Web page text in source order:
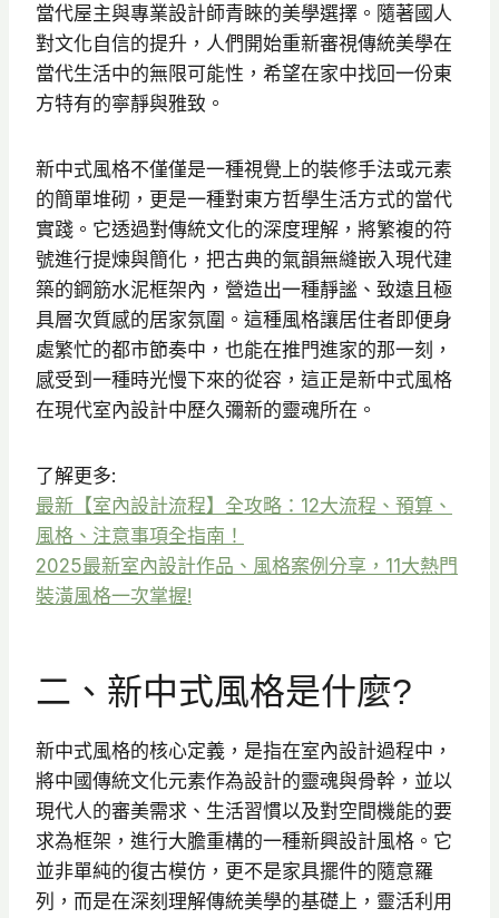
當代屋主與專業設計師青睞的美學選擇。隨著國人
對文化自信的提升，人們開始重新審視傳統美學在
當代生活中的無限可能性，希望在家中找回一份東
方特有的寧靜與雅致。
新中式風格不僅僅是一種視覺上的裝修手法或元素
的簡單堆砌，更是一種對東方哲學生活方式的當代
實踐。它透過對傳統文化的深度理解，將繁複的符
號進行提煉與簡化，把古典的氣韻無縫嵌入現代建
築的鋼筋水泥框架內，營造出一種靜謐、致遠且極
具層次質感的居家氛圍。這種風格讓居住者即便身
處繁忙的都市節奏中，也能在推門進家的那一刻，
感受到一種時光慢下來的從容，這正是新中式風格
在現代室內設計中歷久彌新的靈魂所在。
了解更多:
最新【室內設計流程】全攻略：12大流程、預算、
風格、注意事項全指南！
2025最新室內設計作品、風格案例分享，11大熱門
裝潢風格一次掌握!
二、新中式風格是什麼?
新中式風格的核心定義，是指在室內設計過程中，
將中國傳統文化元素作為設計的靈魂與骨幹，並以
現代人的審美需求、生活習慣以及對空間機能的要
求為框架，進行大膽重構的一種新興設計風格。它
並非單純的復古模仿，更不是家具擺件的隨意羅
列，而是在深刻理解傳統美學的基礎上，靈活利用